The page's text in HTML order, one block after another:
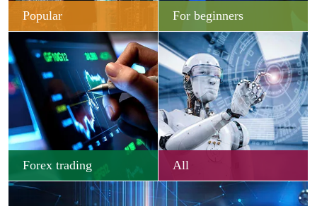
Popular For beginners
Forex trading All